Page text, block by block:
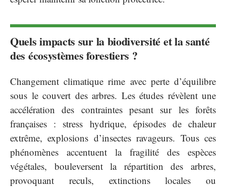
Quels impacts sur la biodiversité et la santé
des écosystèmes forestiers ?
Changement climatique rime avec perte d’équilibre
sous le couvert des arbres. Les études révèlent une
accélération des contraintes pesant sur les forêts
françaises : stress hydrique, épisodes de chaleur
extrême, explosions d’insectes ravageurs. Tous ces
phénomènes accentuent la fragilité des espèces
végétales, bouleversent la répartition des arbres,
provoquant reculs, extinctions locales ou